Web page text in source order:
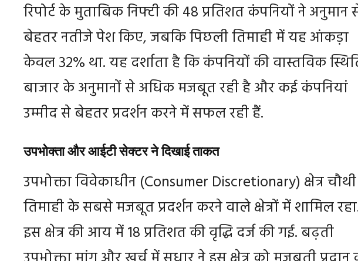
रिपोर्ट के मुताबिक निफ्टी की 48 प्रतिशत कंपनियों ने अनुमान
बेहतर नतीजे पेश किए, जबकि पिछली तिमाही में यह आंकड़ा
केवल 32% था. यह दर्शाता है कि कंपनियों की वास्तविक
बाजार के अनुमानों से अधिक मजबूत रही है और कई कंपनियां
उम्मीद से बेहतर प्रदर्शन करने में सफल रही हैं.
उपभोक्ता और आईटी सेक्टर ने दिखाई ताकत
उपभोक्ता विवेकाधीन (Consumer Discretionary) क्षेत्र चौथी
तिमाही के सबसे मजबूत प्रदर्शन करने वाले क्षेत्रों में शामिल
इस क्षेत्र की आय में 18 प्रतिशत की वृद्धि दर्ज की गई. बढ़ती